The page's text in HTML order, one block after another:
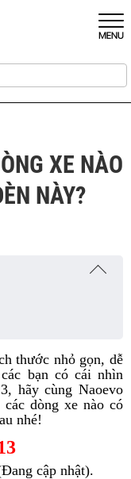
XE NÀO
NÀY?
thước nhỏ gọn, dễ
bạn có cái nhìn
hãy cùng Naoevo
dòng xe nào có
nhé!
cập nhật).